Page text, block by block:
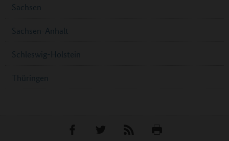
Sachsen
Sachsen-Anhalt
Schleswig-Holstein
Thüringen